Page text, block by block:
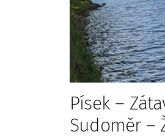
Písek –
Sudoměr –